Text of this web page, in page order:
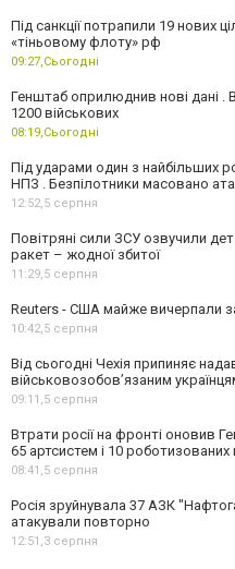
Під санкції потрапили 19 нових
«тіньовому флоту» рф
09:27,Сьогодні
Генштаб оприлюднив нові дані .
1200 військових
08:19,Сьогодні
Під ударами один з найбільших
НПЗ . Безпілотники масовано
12:52,5 серпня
Повітряні сили ЗСУ озвучили
ракет – жодної збитої
11:29,5 серпня
Reuters - США майже вичерпали
10:42,5 серпня
Від сьогодні Чехія припиняє
військовозобов’язаним
09:11,5 серпня
Втрати росії на фронті оновив
65 артсистем і 10 роботизованих
08:41,5 серпня
Росія зруйнувала 37 АЗК
атакували повторно
12:51,3 серпня